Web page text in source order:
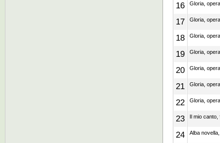
16 Gloria,
17 Gloria,
18 Gloria,
19 Gloria,
20 Gloria,
21 Gloria,
22 Gloria,
23 Il mio canto,
24 Alba